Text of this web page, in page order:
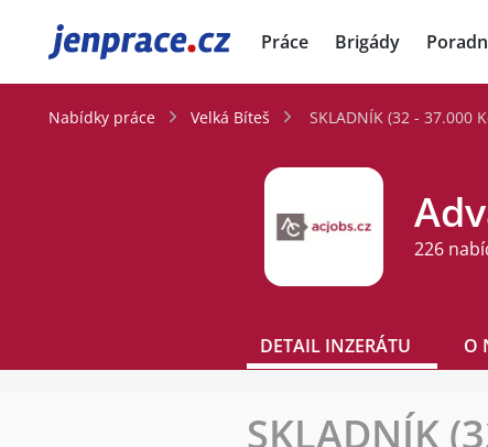
JenPráce.cz Práce Brigády
Nabídky práce Velká Bíteš SKLADNÍK (32 - 37.000
226
DETAIL INZERÁTU O
SKLADNÍK